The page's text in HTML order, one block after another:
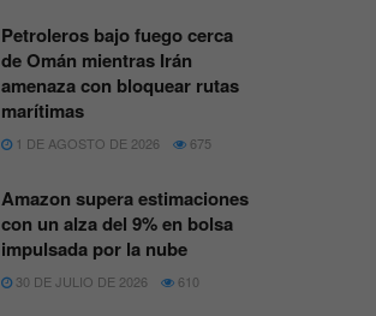
Petroleros bajo fuego cerca
de Omán mientras Irán
amenaza con bloquear rutas
marítimas
1 DE AGOSTO DE 2026 675
Amazon supera estimaciones
con un alza del 9% en bolsa
impulsada por la nube
30 DE JULIO DE 2026 610